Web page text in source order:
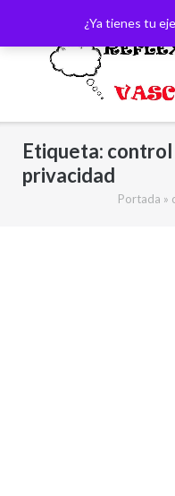
¿Ya tienes tu
contenido
Etiqueta: control
privacidad
Portada »